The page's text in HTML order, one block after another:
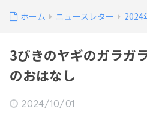
ホーム ニュースレター 2024
3びきのヤギのガラガ
のおはなし
2024/10/01